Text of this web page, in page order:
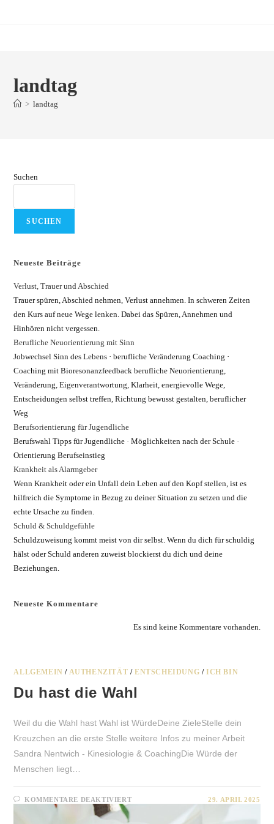
landtag
> landtag
Suchen
SUCHEN
Neueste Beiträge
Verlust, Trauer und Abschied
Trauer spüren, Abschied nehmen, Verlust annehmen. In schweren Zeiten
den Kurs auf neue Wege lenken. Dabei das Spüren, Annehmen und
Hinhören nicht vergessen.
Berufliche Neuorientierung mit Sinn
Jobwechsel Sinn des Lebens · berufliche Veränderung Coaching ·
Coaching mit Bioresonanzfeedback berufliche Neuorientierung,
Veränderung, Eigenverantwortung, Klarheit, energievolle Wege,
Entscheidungen selbst treffen, Richtung bewusst gestalten, beruflicher
Weg
Berufsorientierung für Jugendliche
Berufswahl Tipps für Jugendliche · Möglichkeiten nach der Schule ·
Orientierung Berufseinstieg
Krankheit als Alarmgeber
Wenn Krankheit oder ein Unfall dein Leben auf den Kopf stellen, ist es
hilfreich die Symptome in Bezug zu deiner Situation zu setzen und die
echte Ursache zu finden.
Schuld & Schuldgefühle
Schuldzuweisung kommt meist von dir selbst. Wenn du dich für schuldig
hälst oder Schuld anderen zuweist blockierst du dich und deine
Beziehungen.
Neueste Kommentare
Es sind keine Kommentare vorhanden.
ALLGEMEIN / AUTHENZITÄT /ENTSCHEIDUNG /ICH BIN
Du hast die Wahl
Weil du die Wahl hast Wahl ist WürdeDeine ZieleStelle dein
Kreuzchen an die erste Stelle weitere Infos zu meiner Arbeit
Sandra Nentwich - Kinesiologie & CoachingDie Würde der
Menschen liegt…
KOMMENTARE DEAKTIVIERTFÜR
29. APRIL 2025